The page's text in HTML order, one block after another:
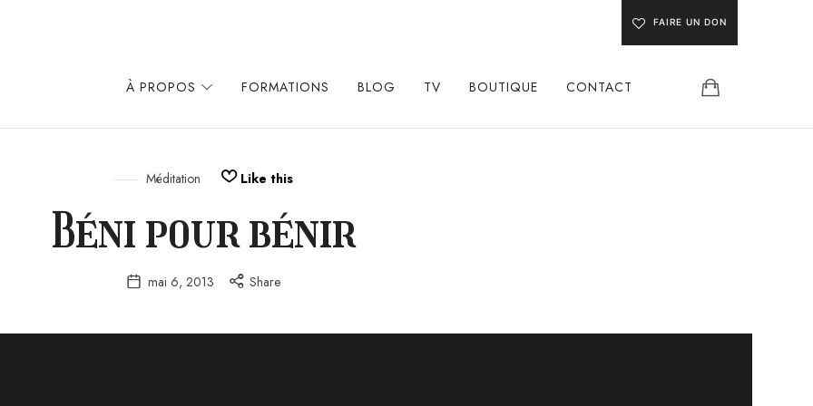
FAIRE UN DON
À PROPOS FORMATIONS BLOG TV BOUTIQUE CONTACT
Méditation Like this
Béni pour bénir
mai 6, 2013 Share